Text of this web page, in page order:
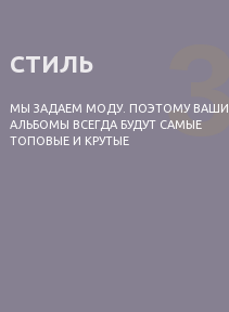
3
МЫ ЗАДАЕМ МОДУ. ПОЭТОМУ ВАШИ
АЛЬБОМЫ ВСЕГДА БУДУТ САМЫЕ
ТОПОВЫЕ И КРУТЫЕ
СТИЛЬ